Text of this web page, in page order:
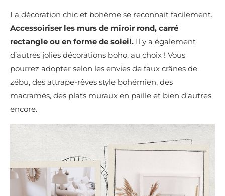
La décoration chic et bohème se reconnait facilement.
Accessoiriser les murs de miroir rond, carré
rectangle ou en forme de soleil. Il y a également
d’autres jolies décorations boho, au choix ! Vous
pourrez adopter selon les envies de faux crânes de
zébu, des attrape-rêves style bohémien, des
macramés, des plats muraux en paille et bien d’autres
encore.